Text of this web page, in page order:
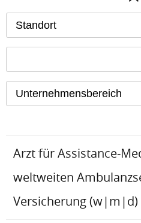
Standort
Unternehmensbereich
Arzt für Assistance-
weltweiten
Versicherung (w|m|d)